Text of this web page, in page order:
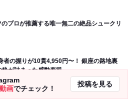
プロが推薦する唯一無二の絶品シュークリ
者の握りが10貫4,950円〜！ 銀座の路地裏
が詰まった感動寿司
動画でチェック！
投稿を見る